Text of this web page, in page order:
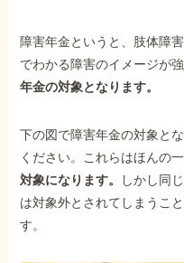
障害年金というと、肢体障
でわかる障害のイメージが
年金の対象となります。
下の図で障害年金の対象と
ください。これらはほんの
対象になります。
しかし同
は対象外とされてしまうこ
す。